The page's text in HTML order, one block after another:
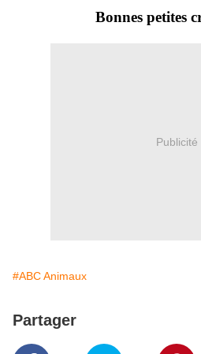
Bonnes petites
Publicité
#ABC Animaux
Partager